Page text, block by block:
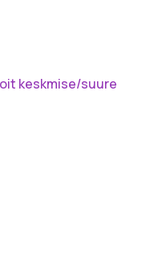
keskmise/suure